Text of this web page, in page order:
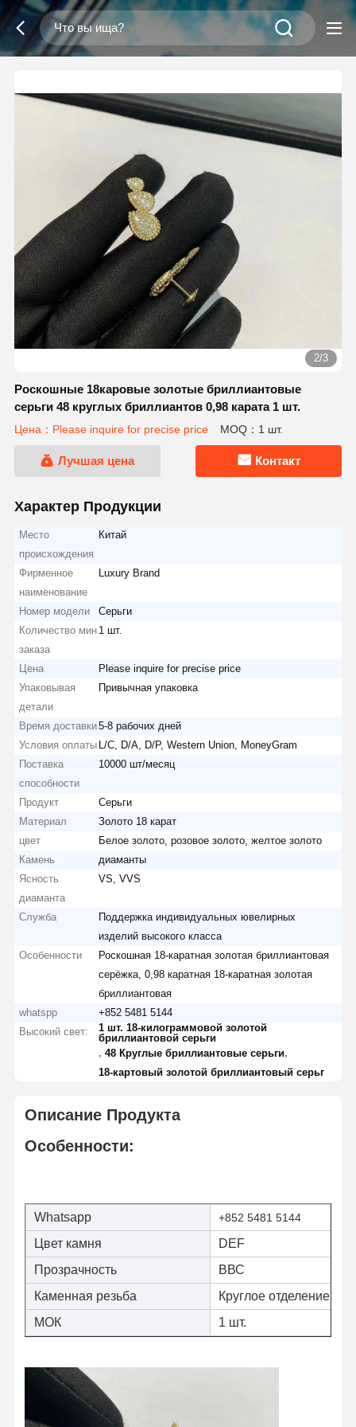
2/3
Роскошные 18каровые золотые бриллиантовые
серьги 48 круглых бриллиантов 0,98 карата 1 шт.
Цена：Please inquire for precise price MOQ：1 шт.
Лучшая цена Контакт
Характер Продукции
Место
происхождения
Китай
Фирменное
наименование
Luxury Brand
Номер модели
Серьги
Количество мин
заказа
1 шт.
Цена
Please inquire for precise price
Упаковывая
детали
Привычная упаковка
Время доставки5-8 рабочих дней
Условия оплаты L/C, D/A, D/P, Western Union, MoneyGram
Поставка
способности
10000 шт/месяц
Продукт
Серьги
Материал
Золото 18 карат
цвет
Белое золото, розовое золото, желтое золото
Камень
диаманты
Ясность
диаманта
VS, VVS
Служба
Поддержка индивидуальных ювелирных
изделий высокого класса
Особенности
Роскошная 18-каратная золотая бриллиантовая
серёжка, 0,98 каратная 18-каратная золотая
бриллиантовая
whatspp
+852 5481 5144
Высокий свет:
1 шт. 18-килограммовой золотой
бриллиантовой серьги
,48 Круглые бриллиантовые серьги
18-картовый золотой бриллиантовый серьг
Описание Продукта
Особенности:
Whatsapp +852 5481 5144
Цвет камня
DEF
Прозрачность
ВВС
Каменная резьба
Круглое отделение
МОК
1 шт.